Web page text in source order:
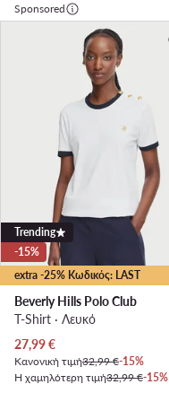
Sponsored
extra -25% Κωδικός: LAST
Trending
-15%
Beverly Hills Polo Club
T-Shirt · Λευκό
Τρέχουσα τιμή
27,99€
Κανονική τιμή32,99 €-15%
Η χαμηλότερη τιμή32,99 €-15%